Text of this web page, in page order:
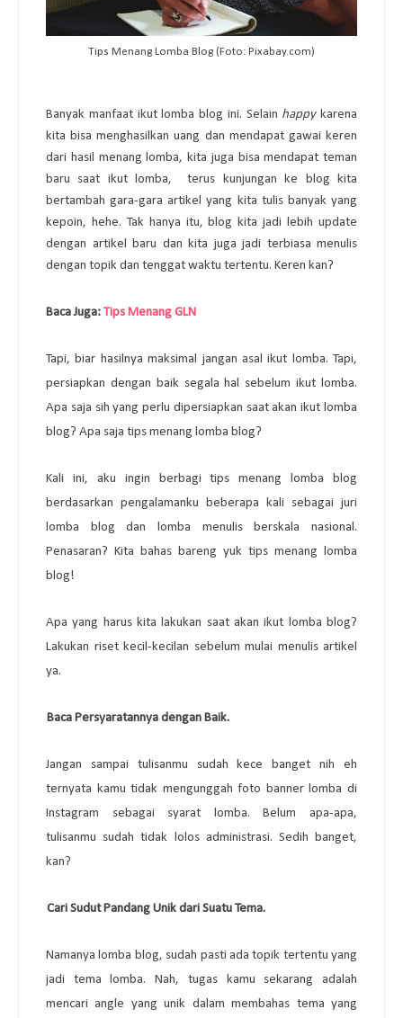
Tips Menang Lomba Blog (Foto: Pixabay.com)
Banyak manfaat ikut lomba blog ini. Selain happykarena
kita bisa menghasilkan uang dan mendapat gawai keren
dari hasil menang lomba, kita juga bisa mendapat teman
baru saat ikut lomba,
terus kunjungan ke blog kita
bertambah gara-gara artikel yang kita tulis banyak yang
kepoin, hehe. Tak hanya itu, blog kita jadi lebih update
dengan artikel baru dan kita juga jadi terbiasa menulis
dengan topik dan tenggat waktu tertentu. Keren kan?
Baca Juga: Tips Menang GLN
Tapi, biar hasilnya maksimal jangan asal ikut lomba. Tapi,
persiapkan dengan baik segala hal sebelum ikut lomba.
Apa saja sih yang perlu dipersiapkan saat akan ikut lomba
blog? Apa saja tips menang lomba blog?
Kali ini, aku ingin berbagi tips menang lomba blog
berdasarkan pengalamanku beberapa kali sebagai juri
lomba blog dan lomba menulis berskala nasional.
Penasaran? Kita bahas bareng yuk tips menang lomba
blog!
Apa yang harus kita lakukan saat akan ikut lomba blog?
Lakukan riset kecil-kecilan sebelum mulai menulis artikel
ya.
Baca Persyaratannya dengan Baik.
Jangan sampai tulisanmu sudah kece banget nih eh
ternyata kamu tidak mengunggah foto banner lomba di
Instagram sebagai syarat lomba. Belum apa-apa,
tulisanmu sudah tidak lolos administrasi. Sedih banget,
kan?
Cari Sudut Pandang Unik dari Suatu Tema.
Namanya lomba blog, sudah pasti ada topik tertentu yang
jadi tema lomba. Nah, tugas kamu sekarang adalah
mencari angle yang unik dalam membahas tema yang